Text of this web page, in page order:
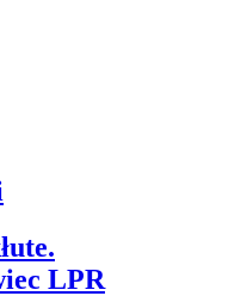
LPR